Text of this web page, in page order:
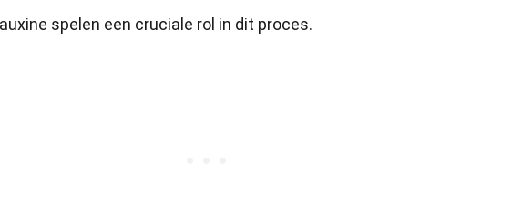
spelen een cruciale rol in dit proces.